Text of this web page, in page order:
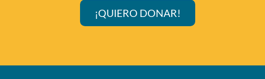
¡QUIERO DONAR!